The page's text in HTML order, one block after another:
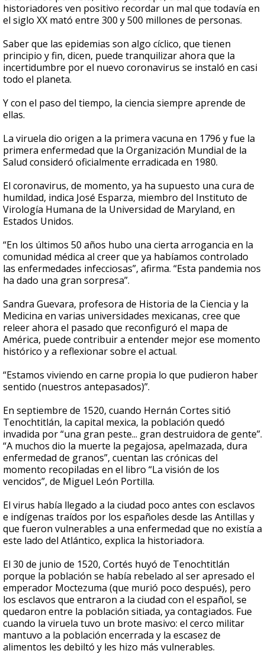
historiadores ven positivo recordar un mal que todavía en
el siglo XX mató entre 300 y 500 millones de personas.
Saber que las epidemias son algo cíclico, que tienen
principio y fin, dicen, puede tranquilizar ahora que la
incertidumbre por el nuevo coronavirus se instaló en casi
todo el planeta.
Y con el paso del tiempo, la ciencia siempre aprende de
ellas.
La viruela dio origen a la primera vacuna en 1796 y fue la
primera enfermedad que la Organización Mundial de la
Salud consideró oficialmente erradicada en 1980.
El coronavirus, de momento, ya ha supuesto una cura de
humildad, indica José Esparza, miembro del Instituto de
Virología Humana de la Universidad de Maryland, en
Estados Unidos.
“En los últimos 50 años hubo una cierta arrogancia en la
comunidad médica al creer que ya habíamos controlado
las enfermedades infecciosas”, afirma. “Esta pandemia nos
ha dado una gran sorpresa”.
Sandra Guevara, profesora de Historia de la Ciencia y la
Medicina en varias universidades mexicanas, cree que
releer ahora el pasado que reconfiguró el mapa de
América, puede contribuir a entender mejor ese momento
histórico y a reflexionar sobre el actual.
“Estamos viviendo en carne propia lo que pudieron haber
sentido (nuestros antepasados)”.
En septiembre de 1520, cuando Hernán Cortes sitió
Tenochtitlán, la capital mexica, la población quedó
invadida por “una gran peste... gran destruidora de gente”.
“A muchos dio la muerte la pegajosa, apelmazada, dura
enfermedad de granos”, cuentan las crónicas del
momento recopiladas en el libro “La visión de los
vencidos”, de Miguel León Portilla.
El virus había llegado a la ciudad poco antes con esclavos
e indígenas traídos por los españoles desde las Antillas y
que fueron vulnerables a una enfermedad que no existía a
este lado del Atlántico, explica la historiadora.
El 30 de junio de 1520, Cortés huyó de Tenochtitlán
porque la población se había rebelado al ser apresado el
emperador Moctezuma (que murió poco después), pero
los esclavos que entraron a la ciudad con el español, se
quedaron entre la población sitiada, ya contagiados. Fue
cuando la viruela tuvo un brote masivo: el cerco militar
mantuvo a la población encerrada y la escasez de
alimentos les debiltó y les hizo más vulnerables.